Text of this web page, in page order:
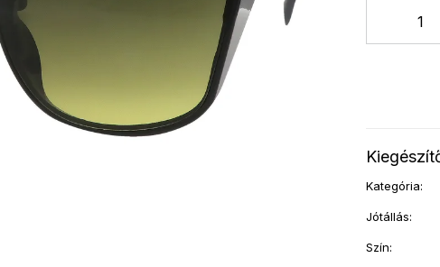
Kategória:
Jótállás:
Szín: